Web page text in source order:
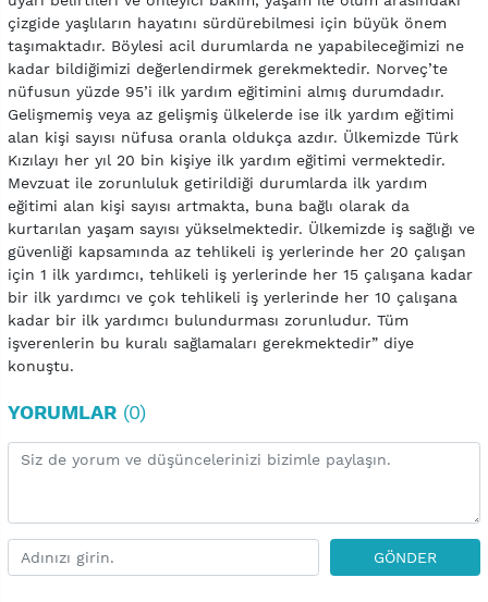
çizgide yaşlıların hayatını sürdürebilmesi için büyük önem
taşımaktadır. Böylesi acil durumlarda ne yapabileceğimizi ne
kadar bildiğimizi değerlendirmek gerekmektedir. Norveç’te
nüfusun yüzde 95’i ilk yardım eğitimini almış durumdadır.
Gelişmemiş veya az gelişmiş ülkelerde ise ilk yardım eğitimi
alan kişi sayısı nüfusa oranla oldukça azdır. Ülkemizde Türk
Kızılayı her yıl 20 bin kişiye ilk yardım eğitimi vermektedir.
Mevzuat ile zorunluluk getirildiği durumlarda ilk yardım
eğitimi alan kişi sayısı artmakta, buna bağlı olarak da
kurtarılan yaşam sayısı yükselmektedir. Ülkemizde iş sağlığı ve
güvenliği kapsamında az tehlikeli iş yerlerinde her 20 çalışan
için 1 ilk yardımcı, tehlikeli iş yerlerinde her 15 çalışana kadar
bir ilk yardımcı ve çok tehlikeli iş yerlerinde her 10 çalışana
kadar bir ilk yardımcı bulundurması zorunludur. Tüm
işverenlerin bu kuralı sağlamaları gerekmektedir” diye
konuştu.
YORUMLAR (0)
GÖNDER